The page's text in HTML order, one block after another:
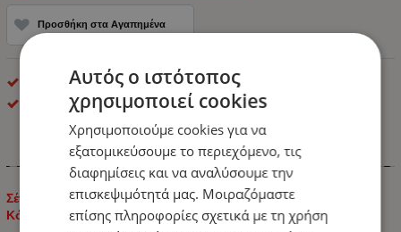
Προσθήκη στα Αγαπημένα
LED Φανοί Πλευρικοί Όγκου
Πληροφορίες
Σέτ LED Όγκου Κερατάκια Τριπλά NEON 12V / 24V IP67
Κόκκινό / Λευκό / Πορτοκαλί 180mm x 160mm
Αυτός ο ιστότοπος
χρησιμοποιεί cookies
Χρησιμοποιούμε cookies για να
εξατομικεύσουμε το περιεχόμενο, τις
διαφημίσεις και να αναλύσουμε την
επισκεψιμότητά μας. Μοιραζόμαστε
επίσης πληροφορίες σχετικά με τη χρήση